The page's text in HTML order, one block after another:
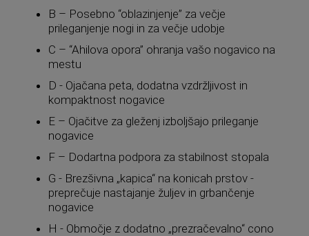
B – Posebno “oblazinjenje” za večje
prileganjenje nogi in za večje udobje
C – “Ahilova opora” ohranja vašo nogavico na
mestu
D - Ojačana peta, dodatna vzdržljivost in
kompaktnost nogavice
E – Ojačitve za gleženj izboljšajo prileganje
nogavice
F – Dodartna podpora za stabilnost stopala
G - Brezšivna „kapica“ na konicah prstov -
preprečuje nastajanje žuljev in grbančenje
nogavice
H - Območje z dodatno „prezračevalno“ cono